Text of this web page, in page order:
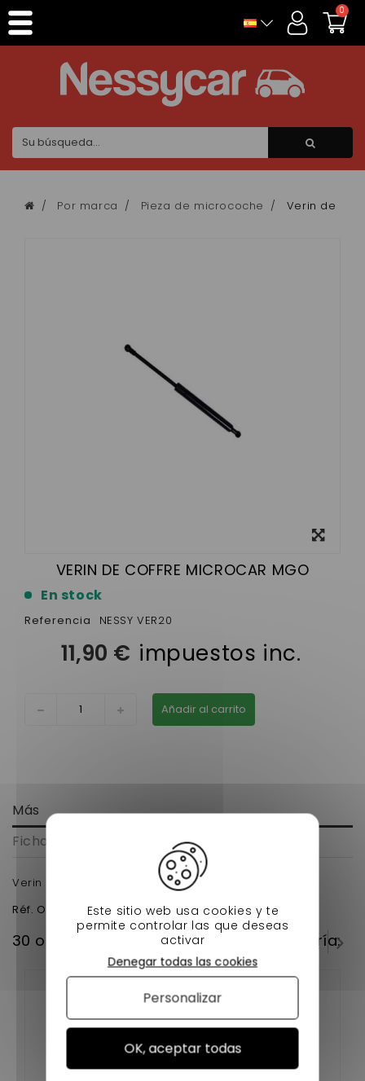
0
Por marca Pieza de microcoche Verin de
VERIN DE COFFRE MICROCAR MGO
En stock
Referencia NESSY VER20
11,90 € impuestos inc.
Añadir al carrito
Más
Ficha técnica
Verin de coffre microcar mgo
Réf. Origine
1006494
30 otros productos en la misma categoría:
Panel de gestión de cookies
Este sitio web usa cookies y te
permite controlar las que deseas
activar
OK, aceptar todas
Denegar todas las cookies
Personalizar